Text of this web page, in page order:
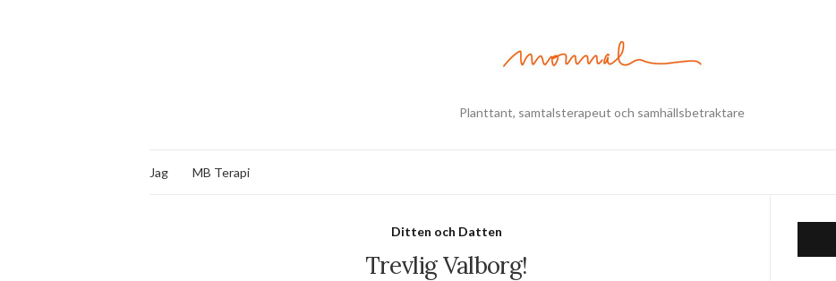
Planttant, samtalsterapeut och samhällsbetraktare
Jag MB Terapi
Ditten och Datten
Trevlig Valborg!